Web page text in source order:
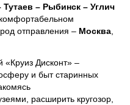
– Рыбинск – Углич
отправления – Москва
«Круиз Дисконт» –
и быт старинных
расширить кругозор,